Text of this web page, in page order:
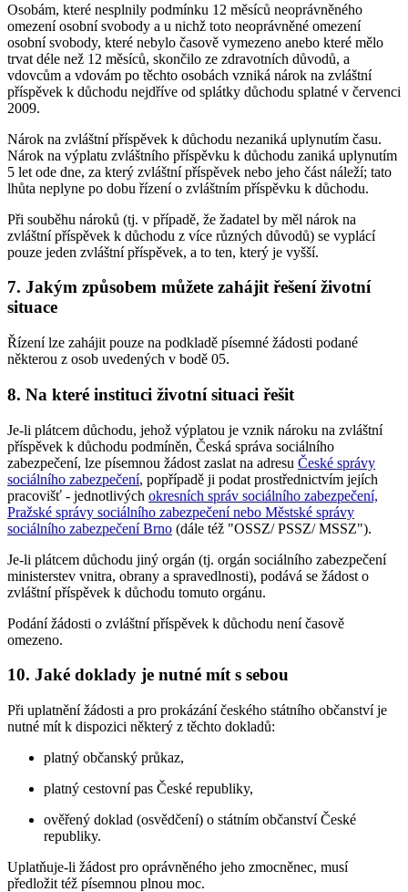
Osobám, které nesplnily podmínku 12 měsíců neoprávněného
omezení osobní svobody a u nichž toto neoprávněné omezení
osobní svobody, které nebylo časově vymezeno anebo které mělo
trvat déle než 12 měsíců, skončilo ze zdravotních důvodů, a
vdovcům a vdovám po těchto osobách vzniká nárok na zvláštní
příspěvek k důchodu nejdříve od splátky důchodu splatné v červenci
2009.
Nárok na zvláštní příspěvek k důchodu nezaniká uplynutím času.
Nárok na výplatu zvláštního příspěvku k důchodu zaniká uplynutím
5 let ode dne, za který zvláštní příspěvek nebo jeho část náleží; tato
lhůta neplyne po dobu řízení o zvláštním příspěvku k důchodu.
Při souběhu nároků (tj. v případě, že žadatel by měl nárok na
zvláštní příspěvek k důchodu z více různých důvodů) se vyplácí
pouze jeden zvláštní příspěvek, a to ten, který je vyšší.
7. Jakým způsobem můžete zahájit řešení životní
situace
Řízení lze zahájit pouze na podkladě písemné žádosti podané
některou z osob uvedených v bodě 05.
8. Na které instituci životní situaci řešit
Je-li plátcem důchodu, jehož výplatou je vznik nároku na zvláštní
příspěvek k důchodu podmíněn, Česká správa sociálního
zabezpečení, lze písemnou žádost zaslat na adresu České správy
sociálního zabezpečení, popřípadě ji podat prostřednictvím jejích
pracovišť - jednotlivých okresních správ sociálního zabezpečení,
Pražské správy sociálního zabezpečení nebo Městské správy
sociálního zabezpečení Brno (dále též "OSSZ/ PSSZ/ MSSZ").
Je-li plátcem důchodu jiný orgán (tj. orgán sociálního zabezpečení
ministerstev vnitra, obrany a spravedlnosti), podává se žádost o
zvláštní příspěvek k důchodu tomuto orgánu.
Podání žádosti o zvláštní příspěvek k důchodu není časově
omezeno.
10. Jaké doklady je nutné mít s sebou
Při uplatnění žádosti a pro prokázání českého státního občanství je
nutné mít k dispozici některý z těchto dokladů:
platný občanský průkaz,
platný cestovní pas České republiky,
ověřený doklad (osvědčení) o státním občanství České
republiky.
Uplatňuje-li žádost pro oprávněného jeho zmocněnec, musí
předložit též písemnou plnou moc.